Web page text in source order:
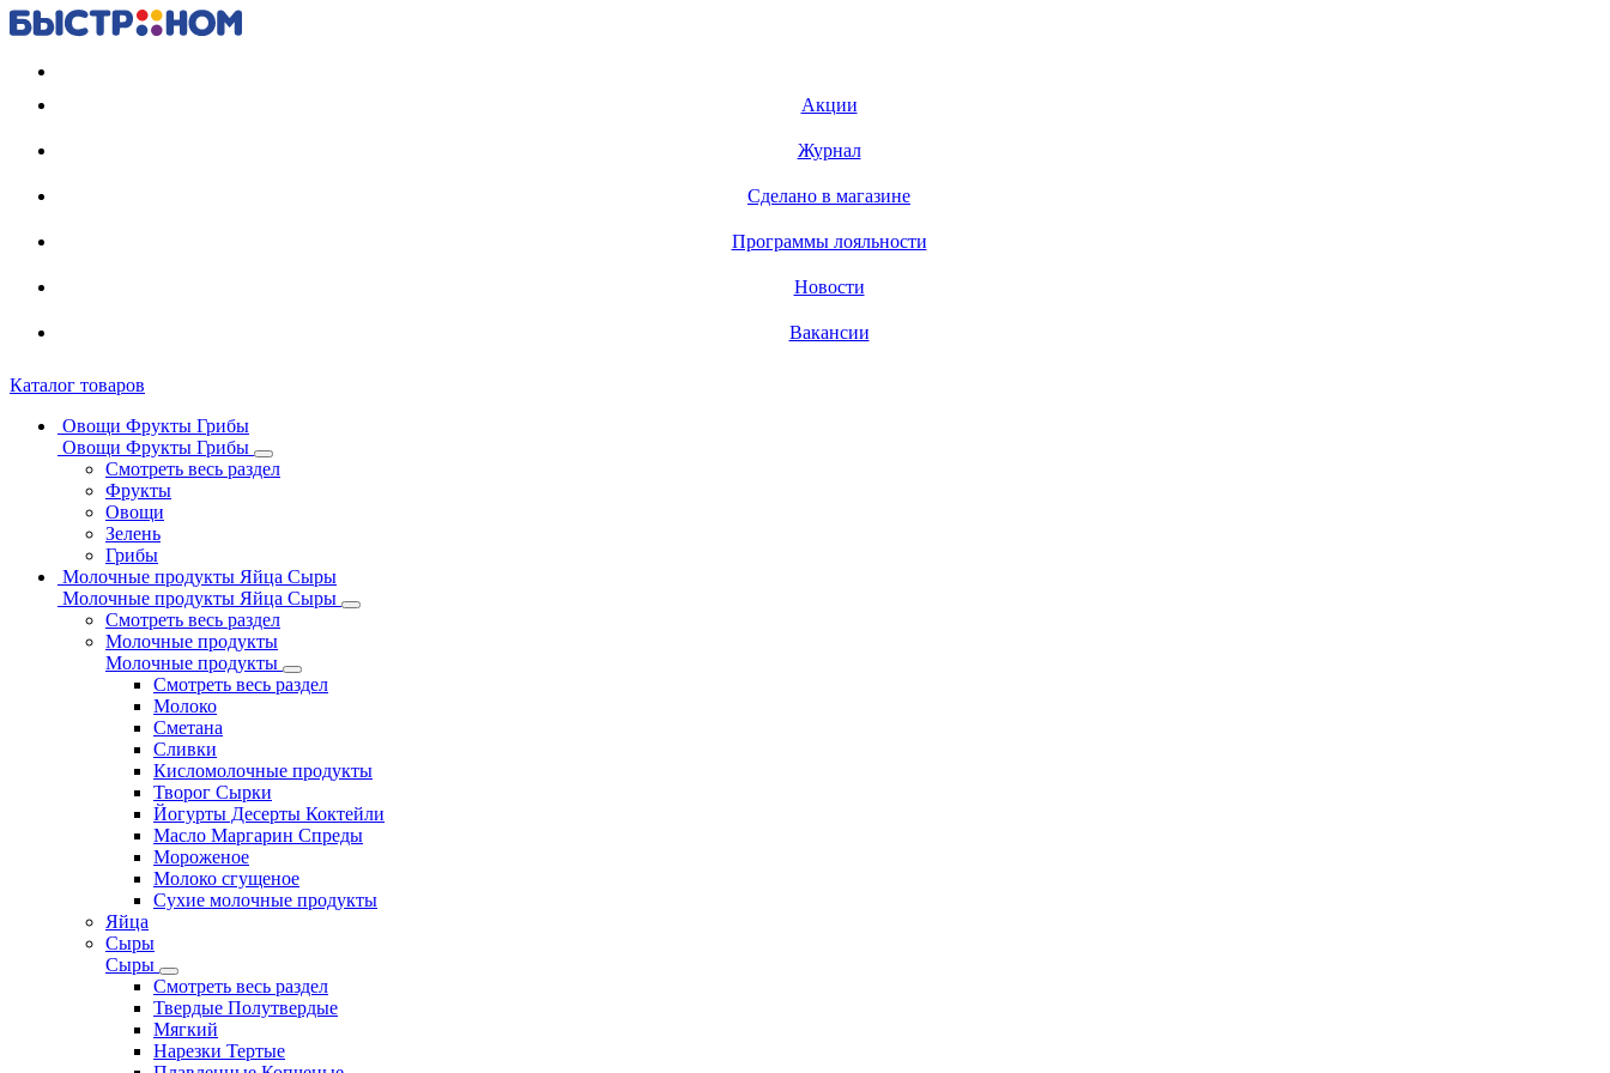
Акции
Журнал
Сделано в магазине
Программы лояльности
Новости
Вакансии
Каталог товаров
Овощи Фрукты Грибы
Овощи Фрукты Грибы
Смотреть весь раздел
Фрукты
Овощи
Зелень
Грибы
Молочные продукты Яйца Сыры
Молочные продукты Яйца Сыры
Смотреть весь раздел
Молочные продукты
Молочные продукты
Смотреть весь раздел
Молоко
Сметана
Сливки
Кисломолочные продукты
Творог Сырки
Йогурты Десерты Коктейли
Масло Маргарин Спреды
Мороженое
Молоко сгущеное
Сухие молочные продукты
Яйца
Сыры
Сыры
Смотреть весь раздел
Твердые Полутвердые
Мягкий
Нарезки Тертые